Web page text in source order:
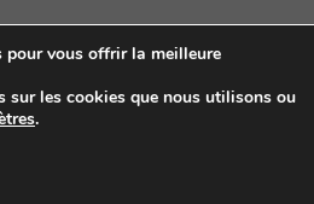
pour vous offrir la meilleure
sur les cookies que nous utilisons ou
.